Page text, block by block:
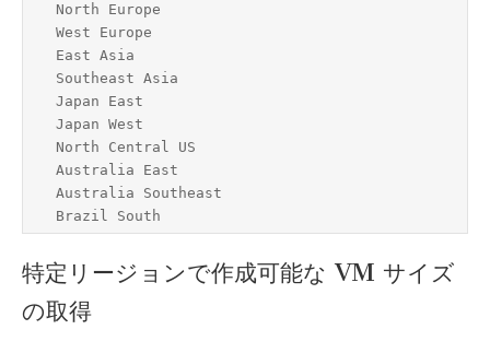
North Europe
West Europe
East Asia
Southeast Asia
Japan East
Japan West
North Central US
Australia East
Australia Southeast
Brazil South
特定リージョンで作成可能な VM サイズ
の取得